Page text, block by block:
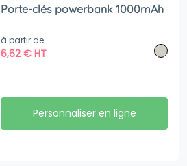
Porte-clés powerbank 1000mAh
à partir de
6,62€ HT
Personnaliser en ligne